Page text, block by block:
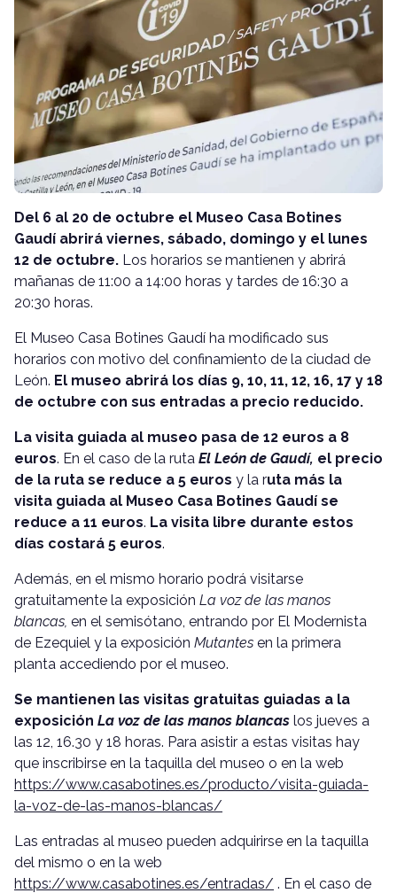
Del 6 al 20 de octubre el Museo Casa Botines
Gaudí abrirá viernes, sábado, domingo y el lunes
12 de octubre. Los horarios se mantienen y abrirá
mañanas de 11:00 a 14:00 horas y tardes de 16:30 a
20:30 horas.
El Museo Casa Botines Gaudí ha modificado sus
horarios con motivo del confinamiento de la ciudad de
León. El museo abrirá los días 9, 10, 11, 12, 16, 17 y 18
de octubre con sus entradas a precio reducido.
La visita guiada al museo pasa de 12 euros a 8
euros. En el caso de la ruta El León de Gaudí, el precio
de la ruta se reduce a 5 euros y la ruta más la
visita guiada al Museo Casa Botines Gaudí se
reduce a 11 euros. La visita libre durante estos
días costará 5 euros.
Además, en el mismo horario podrá visitarse
gratuitamente la exposición La voz de las manos
blancas, en el semisótano, entrando por El Modernista
de Ezequiel y la exposición Mutantes en la primera
planta accediendo por el museo.
Se mantienen las visitas gratuitas guiadas a la
exposición La voz de las manos blancas los jueves a
las 12, 16.30 y 18 horas. Para asistir a estas visitas hay
que inscribirse en la taquilla del museo o en la web
https://www.casabotines.es/producto/visita-guiada-
la-voz-de-las-manos-blancas/
Las entradas al museo pueden adquirirse en la taquilla
del mismo o en la web
https://www.casabotines.es/entradas/ . En el caso de